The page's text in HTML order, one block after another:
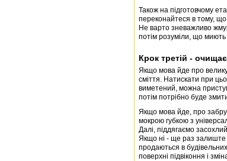
Також на підготовчому
переконайтеся в тому,
Не варто зневажливо
потім розуміли, що миють
Крок третій -
Якщо мова йде про
сміття. Натискати при
виметений, можна
потім потрібно буде
Якщо мова йде, про
мокрою губкою з
Далі, піддягаємо
Якщо ні - ще раз залиште
продаються в
поверхні підвіконня і